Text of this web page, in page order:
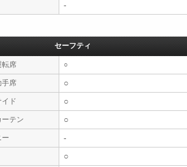
-
セーフティ
転席 ○
手席 ○
イド ○
ーテン ○
ー -
○